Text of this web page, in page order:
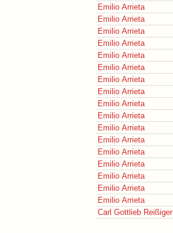
Emilio Arrieta
Emilio Arrieta
Emilio Arrieta
Emilio Arrieta
Emilio Arrieta
Emilio Arrieta
Emilio Arrieta
Emilio Arrieta
Emilio Arrieta
Emilio Arrieta
Emilio Arrieta
Emilio Arrieta
Emilio Arrieta
Emilio Arrieta
Emilio Arrieta
Emilio Arrieta
Emilio Arrieta
Carl Gottlieb Reißiger